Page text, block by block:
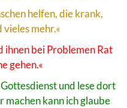
helfen, die krank,
mehr.«
ihnen bei Problemen Rat
gehen.«
und lese dort
machen kann ich glaube